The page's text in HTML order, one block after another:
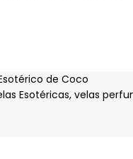
de Coco
Esotéricas, velas